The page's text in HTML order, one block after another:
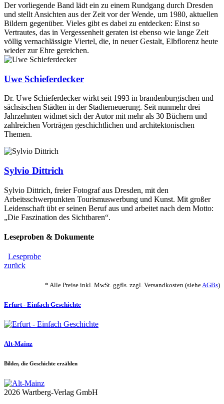
Der vorliegende Band lädt ein zu einem Rundgang durch Dresden
und stellt Ansichten aus der Zeit vor der Wende, um 1980, aktuellen
Bildern gegenüber. Vieles gibt es dabei zu entdecken: Einst so
Vertrautes, das in Vergessenheit geraten ist ebenso wie lange Zeit
völlig vernachlässigte Viertel, die, in neuer Gestalt, Elbflorenz heute
wieder zur Ehre gereichen.
Uwe Schieferdecker
Dr. Uwe Schieferdecker wirkt seit 1993 in brandenburgischen und
sächsischen Städten in der Stadterneuerung. Seit nunmehr drei
Jahrzehnten widmet sich der Autor mit mehr als 30 Büchern und
zahlreichen Vorträgen geschichtlichen und architektonischen
Themen.
Sylvio Dittrich
Sylvio Dittrich, freier Fotograf aus Dresden, mit den
Arbeitsschwerpunkten Tourismuswerbung und Kunst. Mit großer
Leidenschaft übt er seinen Beruf aus und arbeitet nach dem Motto:
„Die Faszination des Sichtbaren“.
Leseproben & Dokumente
Leseprobe
zurück
* Alle Preise inkl. MwSt. ggfls. zzgl. Versandkosten (sieheAGBs)
Erfurt - Einfach Geschichte
Alt-Mainz
Bilder, die Geschichte erzählen
2026 Wartberg-Verlag GmbH